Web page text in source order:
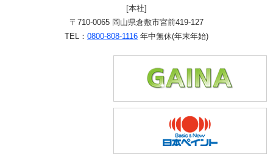
[本社]
〒710-0065 岡山県倉敷市宮前419-127
TEL： 0800-808-1116 年中無休(年末年始)